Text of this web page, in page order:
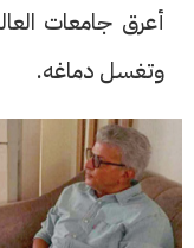
أعرق جامعات
وتغسل دماغه.